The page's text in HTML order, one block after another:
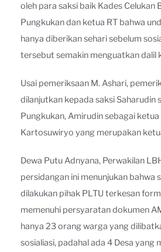
oleh para saksi baik Kades Celukan
Pungkukan dan ketua RT bahwa
hanya diberikan sehari sebelum
tersebut semakin menguatkan dalil
Usai pemeriksaan M. Ashari,
dilanjutkan kepada saksi Saharudin
Pungkukan, Amirudin sebagai ketua
Kartosuwiryo yang merupakan
Dewa Putu Adnyana, Perwakilan
persidangan ini menunjukan bahwa
dilakukan pihak PLTU terkesan
memenuhi persyaratan dokumen
hanya 23 orang warga yang
sosialiasi, padahal ada 4 Desa yang